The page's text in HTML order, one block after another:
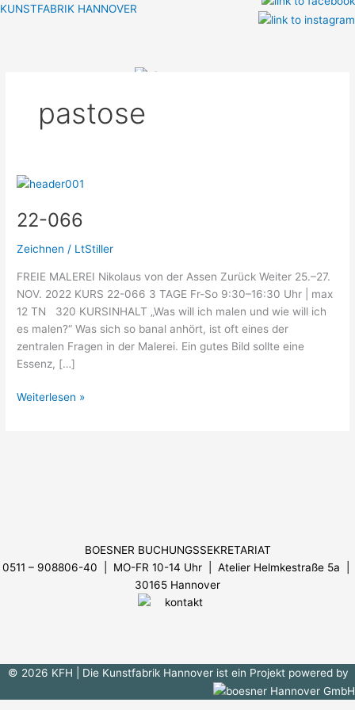
Zum
KUNSTFABRIK HANNOVER
pastose
22-066
Zeichnen / LtStiller
FREIE MALEREI Nikolaus von der Assen Zurück Weiter 25.–27.
NOV. 2022 KURS 22-066 3 TAGE Fr-So 9:30–16:30 Uhr | max
12 TN 320 KURSINHALT „Was will ich malen und wie will ich
es malen?“ Was sich so banal anhört, ist oft eines der
zentralen Fragen in der Malerei. Ein gutes Bild sollte eine
Essenz, […]
22-
Weiterlesen »
BOESNER BUCHUNGSSEKRETARIAT
0511 – 908806-40 | MO-FR 10-14 Uhr
| Atelier Helmkestraße 5a |
30165 Hannover
© 2026 KFH | Die Kunstfabrik Hannover ist ein Projekt powered by